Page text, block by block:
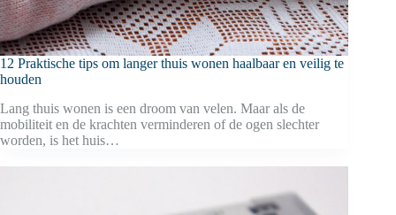
12 Praktische tips om langer thuis wonen haalbaar en veilig te
houden
Lang thuis wonen is een droom van velen. Maar als de
mobiliteit en de krachten verminderen of de ogen slechter
worden, is het huis…